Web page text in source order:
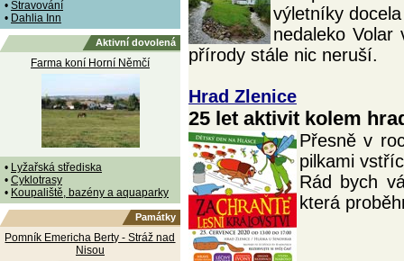
• Stravování
• Dahlia Inn
Aktivní dovolená
Farma koní Horní Němčí
• Lyžařská střediska
• Cyklotrasy
• Koupaliště, bazény a aquaparky
Památky
Pomník Emericha Berty - Stráž nad
Nisou
výletníky
nedaleko
přírody stále nic neruší.
Hrad Zlenice
25 let aktivit kolem
Přesně v
pilkami
Rád bych
která